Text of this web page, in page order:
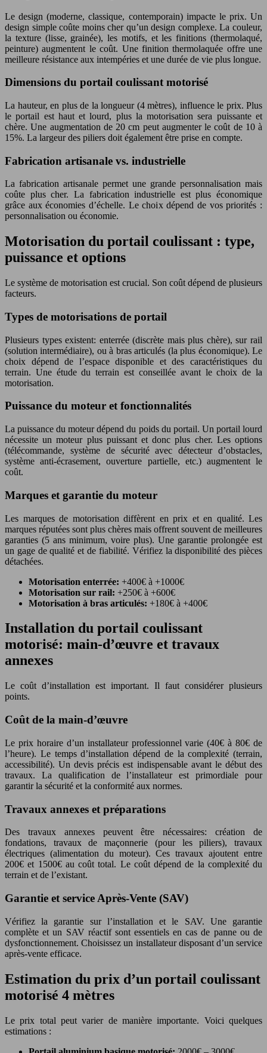
Le design (moderne, classique, contemporain) impacte le prix. Un
design simple coûte moins cher qu’un design complexe. La couleur,
la texture (lisse, grainée), les motifs, et les finitions (thermolaqué,
peinture) augmentent le coût. Une finition thermolaquée offre une
meilleure résistance aux intempéries et une durée de vie plus longue.
Dimensions du portail coulissant motorisé
La hauteur, en plus de la longueur (4 mètres), influence le prix. Plus
le portail est haut et lourd, plus la motorisation sera puissante et
chère. Une augmentation de 20 cm peut augmenter le coût de 10 à
15%. La largeur des piliers doit également être prise en compte.
Fabrication artisanale vs. industrielle
La fabrication artisanale permet une grande personnalisation mais
coûte plus cher. La fabrication industrielle est plus économique
grâce aux économies d’échelle. Le choix dépend de vos priorités :
personnalisation ou économie.
Motorisation du portail coulissant : type,
puissance et options
Le système de motorisation est crucial. Son coût dépend de plusieurs
facteurs.
Types de motorisations de portail
Plusieurs types existent: enterrée (discrète mais plus chère), sur rail
(solution intermédiaire), ou à bras articulés (la plus économique). Le
choix dépend de l’espace disponible et des caractéristiques du
terrain. Une étude du terrain est conseillée avant le choix de la
motorisation.
Puissance du moteur et fonctionnalités
La puissance du moteur dépend du poids du portail. Un portail lourd
nécessite un moteur plus puissant et donc plus cher. Les options
(télécommande, système de sécurité avec détecteur d’obstacles,
système anti-écrasement, ouverture partielle, etc.) augmentent le
coût.
Marques et garantie du moteur
Les marques de motorisation diffèrent en prix et en qualité. Les
marques réputées sont plus chères mais offrent souvent de meilleures
garanties (5 ans minimum, voire plus). Une garantie prolongée est
un gage de qualité et de fiabilité. Vérifiez la disponibilité des pièces
détachées.
Motorisation enterrée: +400€ à +1000€
Motorisation sur rail: +250€ à +600€
Motorisation à bras articulés: +180€ à +400€
Installation du portail coulissant
motorisé: main-d’œuvre et travaux
annexes
Le coût d’installation est important. Il faut considérer plusieurs
points.
Coût de la main-d’œuvre
Le prix horaire d’un installateur professionnel varie (40€ à 80€ de
l’heure). Le temps d’installation dépend de la complexité (terrain,
accessibilité). Un devis précis est indispensable avant le début des
travaux. La qualification de l’installateur est primordiale pour
garantir la sécurité et la conformité aux normes.
Travaux annexes et préparations
Des travaux annexes peuvent être nécessaires: création de
fondations, travaux de maçonnerie (pour les piliers), travaux
électriques (alimentation du moteur). Ces travaux ajoutent entre
200€ et 1500€ au coût total. Le coût dépend de la complexité du
terrain et de l’existant.
Garantie et service Après-Vente (SAV)
Vérifiez la garantie sur l’installation et le SAV. Une garantie
complète et un SAV réactif sont essentiels en cas de panne ou de
dysfonctionnement. Choisissez un installateur disposant d’un service
après-vente efficace.
Estimation du prix d’un portail coulissant
motorisé 4 mètres
Le prix total peut varier de manière importante. Voici quelques
estimations :